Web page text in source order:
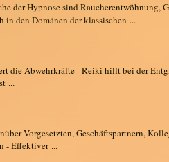
der Hypnose sind Raucherentwöhnung,
in den Domänen der klassischen ...
die Abwehrkräfte - Reiki hilft bei der
...
Vorgesetzten, Geschäftspartnern,
- Effektiver ...